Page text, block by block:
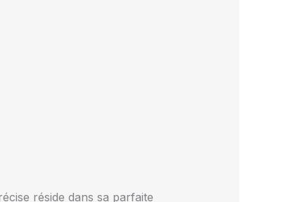
réside dans sa parfaite